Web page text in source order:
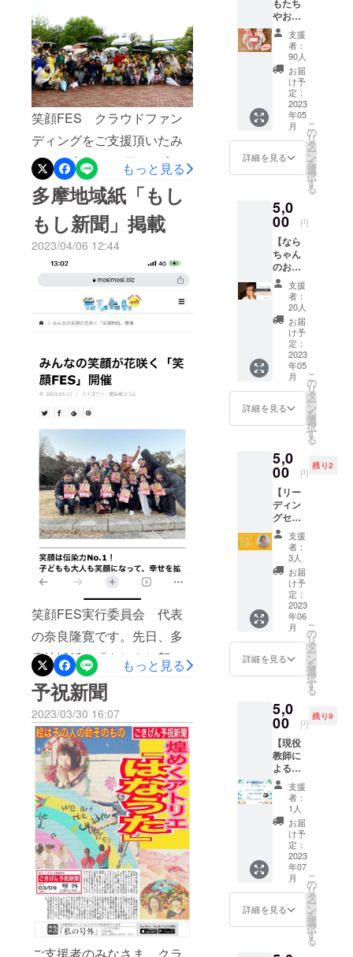
り、既に何万食分の食事を
子どもたちに届けてきたこ
のロングスプーン協会をこ
れからも応援していきたい
と思います。あなたの想い
が子どもたちの未来につな
がる。ぜひ共に応援しま
しょう。ロングスプーン協
会はこちら☟
https://longspoon.net/aboutu
s/笑顔FES実行委員会代表
奈良隆寛
た。施設園長が子どもたち
の未来のために使うことを
約束して下さいました。今
後も少額ですが子ども食堂
や子どもたちの未来や笑顔
のために使用していく予定
です。みなさんからご支援
頂いた支援金が子どもたち
の未来のために使われてい
く。少しでも未来が明るく
なるようにみなさまの気持
ちを乗せしてお届けして参
ります。また報告します。
笑顔FES実行委員会代表
奈良隆寛
笑顔FES クラウドファン
ディングをご支援頂いたみ
なさま先日5/7（日）に永山
北公園で『笑顔FES』を開
催しました。初めは曇り空
でこの後どうなるか不安で
したが、その後土砂降りで
した（笑）しかし土砂降り
にも拘らず、本当に多くの
子どもたちや家族連れが訪
わったことが本当にうれし
い限りです。今回、各ブー
ス提供を無料にできたのも
ご支援頂いたみなさんのお
かげです。そのことで子ど
もたちは各ブースを体験
し、大はしゃぎして走り回
り、美味しいものを食べる
ことも忘れて集中してモノ
づくりしたり、ステージの
出し物に見惚れていたり、
本当に子どもたちやお母さ
んたちの輝く笑顔がたくさ
ん咲いた日となりました。
また、来られなかった方か
らの感想では「事情があり
行けなくなったことに子ど
もが泣いていました」「明
日も行きたい！」「来年も
やらないの？」「そんな素
敵な想いで開催しているん
ですね。応援しています」
など多数の嬉しい感想を頂
き、涙があふれる想いで
す。笑顔はいつでも・誰で
も・どこでもできること。
しかし笑顔でいることだけ
もっと見る
多摩地域紙「もし
もし新聞」掲載
2023/04/06 12:44
笑顔FES実行委員会 代表
の奈良隆寛です。先日、多
摩地域紙の「もしもし新
聞」に『笑顔FES』のこと
を掲載していただきまし
た。また、webページにも
掲載いただきました。
https://mosimosi.biz/column/
230331-8-column/多摩界隈
に95000部も発行している
もしもし新聞。当日多くの
方々が足を運んでくれるこ
とを願って、現在ボラン
ティアスタッフ（スマイル
フレンド）が話し合いを重
ねています。たくさんの笑
もっと見る
予祝新聞
2023/03/30 16:07
私も共に涙
した思い出
がありま
す。その後
元気づけた
合って想い
を伝えたり
もしました
が、娘は気
減っていき
ました。
それと同時
期に、僕が
働く児童養
護施設でも
同じような
ことが起き
ていまし
た。ちょう
どコロナが
流行りだ
オンライン
化され、友
だちと触れ
合う機会が
少なくな
り、子ども
達の顔から
笑顔が減っ
ていきまし
た。
「みんな幸
過ごしてほ
「でも、ど
うした
そう試行錯
誤していた
時に時に出
会ったのが
一般社団法
人EGAOplus
という団体
でした。そ
こで私は笑
顔の効果・
もたち
やお母
さんの
笑顔を
広げ
る 笑
顔応援
チケッ
ト】 こ
のチ
ケット
は世界
中の子
どもた
ちやお
たちの
笑顔を
増やす
ための
応援チ
ケッ
ト。 子
どもた
ちが笑
顔FES
当日
に、会
場では
しゃ
ぎ、楽
しみ、
美味し
瞬間を
支える
チケッ
ト。 購
入して
頂いた
方に
は、あ
なたの
おかげ
で笑顔
が広
がった
ことを
サンク
スメー
ルにて
ぜひ、
あなた
もこの
世の中
に笑顔
のペ
イ・
フォ
ワード
を生む
立役者
になり
ましょ
う！ ご
支援よ
お願い
致しま
支援
者：
90人
お届
け予
定：
2023
年05
月
詳細を見る
こ
の
リ
タ
ー
ン
を
選
択
す
る
5,0
00 円
【なら
ちゃん
のお話
会】 心
を開い
てお話
しする
ことは
全ての
解放に
つなが
る。 こ
んにち
は、児
童養護
施設で
日々子
どもた
ちと切
磋琢磨
してい
るなら
ちゃん
です。
この笑
顔FES
の主催
者でも
ありま
す。 私
がこの
お話会
を主催
かけは
施設の
子ども
たちの
ことを
思った
時に 心
を開い
て自身
のこと
を話せ
る存在
がいる
ことは
希望だ
と感じ
たから
支援
者：
20人
お届
け予
定：
2023
年05
月
詳細を見る
こ
の
リ
タ
ー
ン
を
選
択
す
る
5,0
00 円
残り2
【リー
ディン
グセッ
ショ
ン】 今
の自分
を変え
たい。
やりた
いこと
が分か
らな
い。
チャレ
ンジす
る勇気
い。今
より
もっと
自分を
好きに
なりた
い。 背
中を押
すお手
伝いし
ます♫
オラク
ルカー
ド1枚引
き付
き。数
秘から
支援
者：
3人
お届
け予
定：
2023
年06
月
詳細を見る
こ
の
リ
タ
ー
ン
を
選
択
す
る
5,0
00 円
残り9
【現役
教師に
よる
コーチ
ング
セッ
ション
(お悩み
相談
室)】
☆7月開
催分☆
現役小
学校教
師 シー
ズグ
支援
者：
1人
お届
け予
定：
2023
年07
月
詳細を見る
こ
の
リ
タ
ー
ン
を
選
択
す
る